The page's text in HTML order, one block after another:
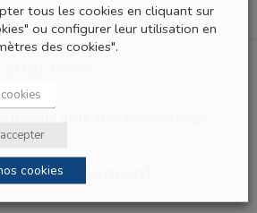
rattachement
tous les cookies en cliquant sur
ou configurer leur utilisation en
des cookies".
cookies